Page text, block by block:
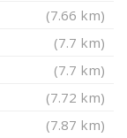
(7.66 km)
(7.7 km)
(7.7 km)
(7.72 km)
(7.87 km)